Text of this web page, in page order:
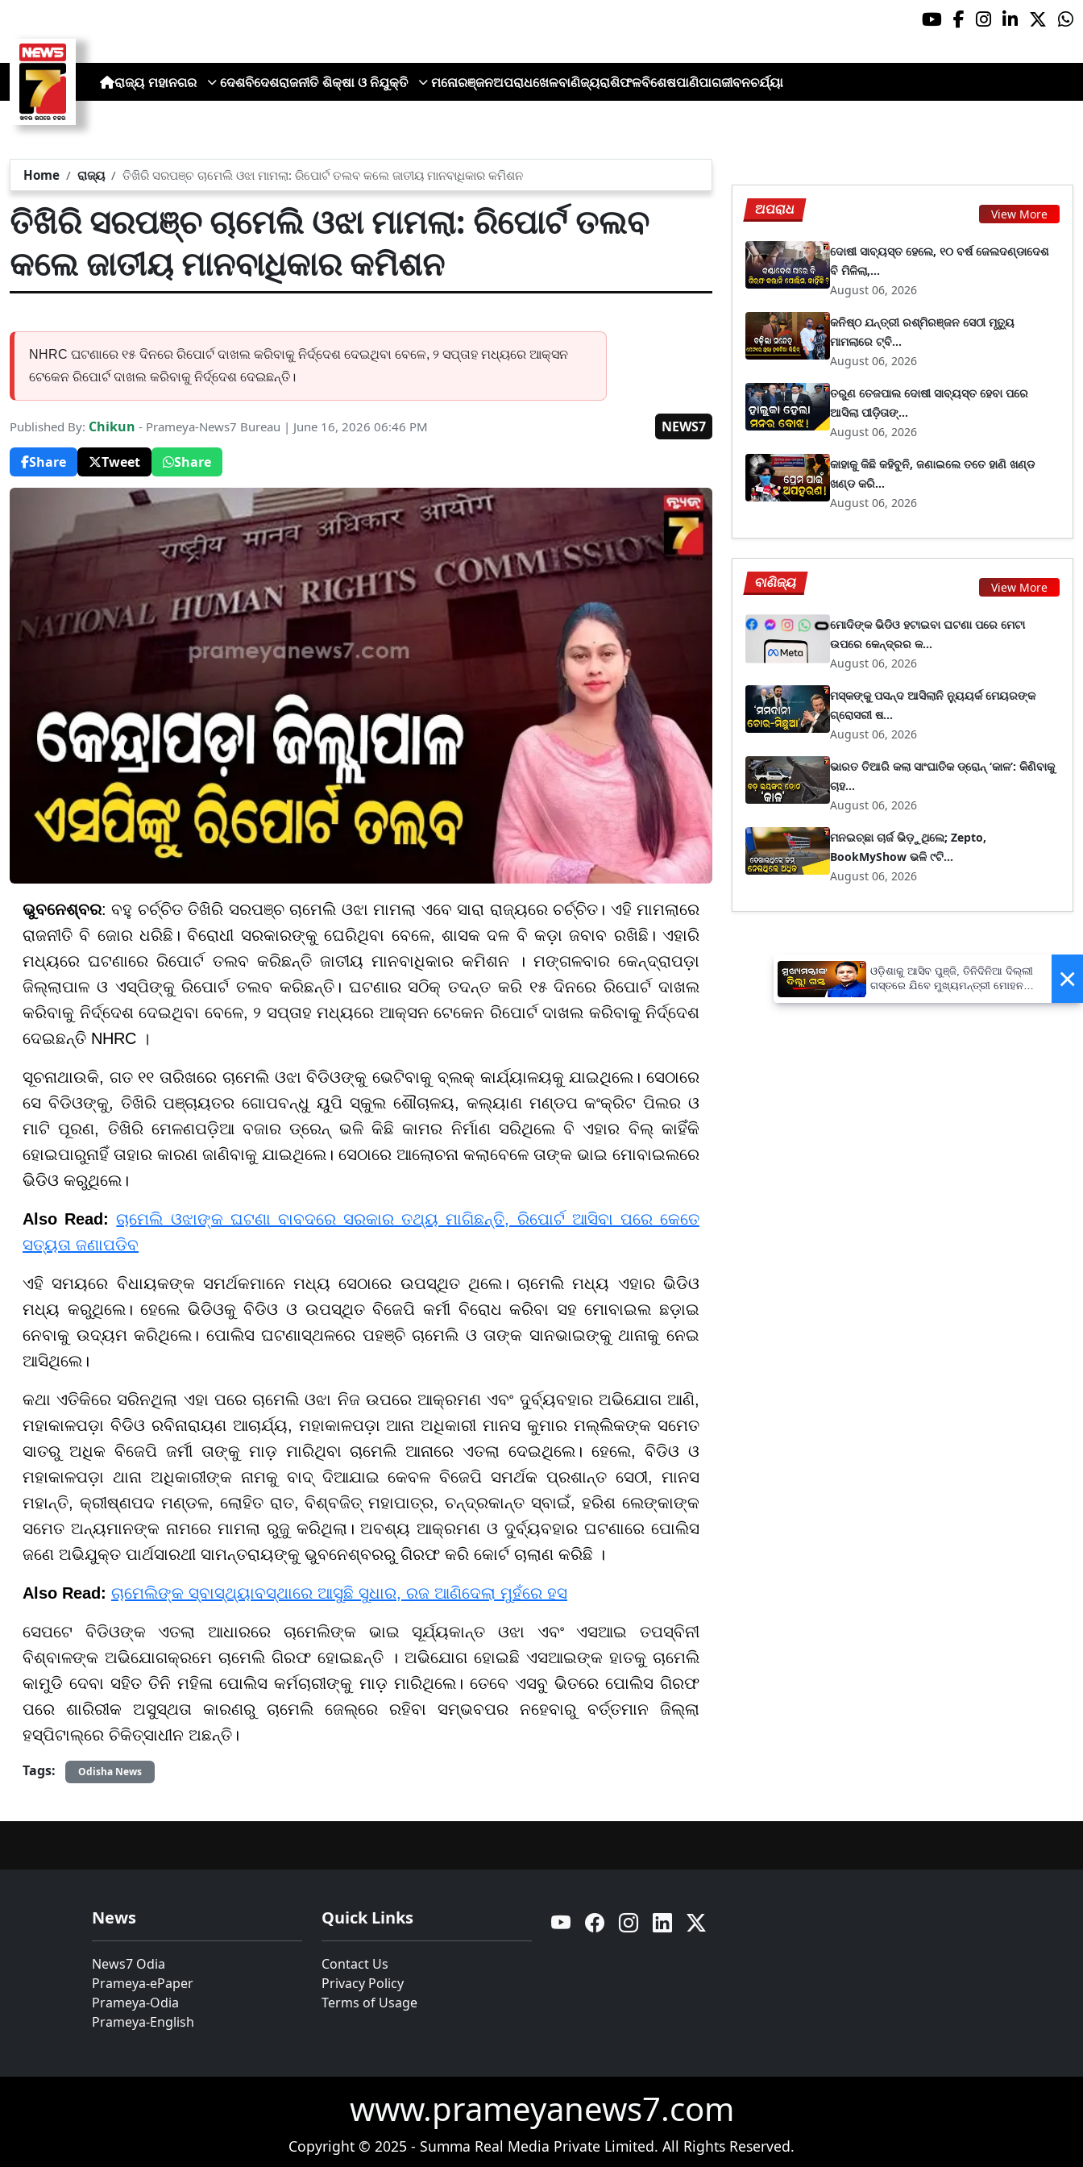
ରାଜ୍ୟ ମହାନଗର ଦେଶବିଦେଶରାଜନୀତି ଶିକ୍ଷା ଓ ନିଯୁକ୍ତି ମନୋରଞ୍ଜନଅପରାଧଖେଳବାଣିଜ୍ୟରାଶିଫଳବିଶେଷପାଣିପାଗଜୀବନଚର୍ଯ୍ୟା
Home ରାଜ୍ୟ ତିଖିରି ସରପଞ୍ଚ ଚାମେଲି ଓଝା ମାମଲା: ରିପୋର୍ଟ ତଲବ କଲେ ଜାତୀୟ ମାନବାଧିକାର କମିଶନ
ତିଖିରି ସରପଞ୍ଚ ଚାମେଲି ଓଝା ମାମଲା: ରିପୋର୍ଟ ତଲବ
କଲେ ଜାତୀୟ ମାନବାଧିକାର କମିଶନ
NHRC ଘଟଣାରେ ୧୫ ଦିନରେ ରିପୋର୍ଟ ଦାଖଲ କରିବାକୁ ନିର୍ଦ୍ଦେଶ ଦେଇଥିବା ବେଳେ, ୨ ସପ୍ତାହ ମଧ୍ୟରେ ଆକ୍ସନ
ଟେକେନ ରିପୋର୍ଟ ଦାଖଲ କରିବାକୁ ନିର୍ଦ୍ଦେଶ ଦେଇଛନ୍ତି।
Published By: Chikun - Prameya-News7 Bureau | June 16, 2026 06:46 PM
NEWS7
Share
Tweet Share
ଭୁବନେଶ୍ବର: ବହୁ ଚର୍ଚ୍ଚିତ ତିଖିରି ସରପଞ୍ଚ ଚାମେଲି ଓଝା ମାମଲା ଏବେ ସାରା ରାଜ୍ୟରେ ଚର୍ଚ୍ଚିତ। ଏହି ମାମଲାରେ
ରାଜନୀତି ବି ଜୋର ଧରିଛି। ବିରୋଧୀ ସରକାରଙ୍କୁ ଘେରିଥିବା ବେଳେ, ଶାସକ ଦଳ ବି କଡ଼ା ଜବାବ ରଖିଛି। ଏହାରି
ମଧ୍ୟରେ ଘଟଣାରେ ରିପୋର୍ଟ ତଲବ କରିଛନ୍ତି ଜାତୀୟ ମାନବାଧିକାର କମିଶନ । ମଙ୍ଗଳବାର କେନ୍ଦ୍ରାପଡ଼ା
ଜିଲ୍ଲାପାଳ ଓ ଏସ୍ପିଙ୍କୁ ରିପୋର୍ଟ ତଲବ କରିଛନ୍ତି। ଘଟଣାର ସଠିକ୍ ତଦନ୍ତ କରି ୧୫ ଦିନରେ ରିପୋର୍ଟ ଦାଖଲ
କରିବାକୁ ନିର୍ଦ୍ଦେଶ ଦେଇଥିବା ବେଳେ, ୨ ସପ୍ତାହ ମଧ୍ୟରେ ଆକ୍ସନ ଟେକେନ ରିପୋର୍ଟ ଦାଖଲ କରିବାକୁ ନିର୍ଦ୍ଦେଶ
ଦେଇଛନ୍ତି NHRC ।
ସୂଚନାଥାଉକି, ଗତ ୧୧ ତାରିଖରେ ଚାମେଲି ଓଝା ବିଡିଓଙ୍କୁ ଭେଟିବାକୁ ବ୍ଲକ୍ କାର୍ଯ୍ୟାଳୟକୁ ଯାଇଥିଲେ। ସେଠାରେ
ସେ ବିଡିଓଙ୍କୁ, ତିଖିରି ପଞ୍ଚାୟତର ଗୋପବନ୍ଧୁ ୟୁପି ସ୍କୁଲ ଶୌଚାଳୟ, କଲ୍ୟାଣ ମଣ୍ଡପ କଂକ୍ରିଟ ପିଲର ଓ
ମାଟି ପୂରଣ, ତିଖିରି ମେଳଣପଡ଼ିଆ ବଜାର ଡ୍ରେନ୍ ଭଳି କିଛି କାମର ନିର୍ମାଣ ସରିଥିଲେ ବି ଏହାର ବିଲ୍ କାହିଁକି
ହୋଇପାରୁନାହିଁ ତାହାର କାରଣ ଜାଣିବାକୁ ଯାଇଥିଲେ। ସେଠାରେ ଆଲୋଚନା କଲାବେଳେ ତାଙ୍କ ଭାଇ ମୋବାଇଲରେ
ଭିଡିଓ କରୁଥିଲେ।
Also Read:ଚାମେଲି ଓଝାଙ୍କ ଘଟଣା ବାବଦରେ ସରକାର ତଥ୍ୟ ମାଗିଛନ୍ତି, ରିପୋର୍ଟ ଆସିବା ପରେ କେତେ
ସତ୍ୟତା ଜଣାପଡିବ
ଏହି ସମୟରେ ବିଧାୟକଙ୍କ ସମର୍ଥକମାନେ ମଧ୍ୟ ସେଠାରେ ଉପସ୍ଥିତ ଥିଲେ। ଚାମେଲି ମଧ୍ୟ ଏହାର ଭିଡିଓ
ମଧ୍ୟ କରୁଥିଲେ। ହେଲେ ଭିଡିଓକୁ ବିଡିଓ ଓ ଉପସ୍ଥିତ ବିଜେପି କର୍ମୀ ବିରୋଧ କରିବା ସହ ମୋବାଇଲ ଛଡ଼ାଇ
ନେବାକୁ ଉଦ୍ୟମ କରିଥିଲେ। ପୋଲିସ ଘଟଣାସ୍ଥଳରେ ପହଞ୍ଚି ଚାମେଲି ଓ ତାଙ୍କ ସାନଭାଇଙ୍କୁ ଥାନାକୁ ନେଇ
ଆସିଥିଲେ।
କଥା ଏତିକିରେ ସରିନଥିଲା ଏହା ପରେ ଚାମେଲି ଓଝା ନିଜ ଉପରେ ଆକ୍ରମଣ ଏବଂ ଦୁର୍ବ୍ୟବହାର ଅଭିଯୋଗ ଆଣି,
ମହାକାଳପଡ଼ା ବିଡିଓ ରବିନାରାୟଣ ଆଚାର୍ଯ୍ୟ, ମହାକାଳପଡ଼ା ଆନା ଅଧିକାରୀ ମାନସ କୁମାର ମଲ୍ଲିକଙ୍କ ସମେତ
ସାତରୁ ଅଧିକ ବିଜେପି ଜର୍ମୀ ତାଙ୍କୁ ମାଡ଼ ମାରିଥିବା ଚାମେଲି ଆନାରେ ଏତଲା ଦେଇଥିଲେ। ହେଲେ, ବିଡିଓ ଓ
ମହାକାଳପଡ଼ା ଥାନା ଅଧିକାରୀଙ୍କ ନାମକୁ ବାଦ୍ ଦିଆଯାଇ କେବଳ ବିଜେପି ସମର୍ଥକ ପ୍ରଶାନ୍ତ ସେଠୀ, ମାନସ
ମହାନ୍ତି, କ୍ରୀଷ୍ଣପଦ ମଣ୍ଡଳ, ଲୋହିତ ରାତ, ବିଶ୍ବଜିତ୍ ମହାପାତ୍ର, ଚନ୍ଦ୍ରକାନ୍ତ ସ୍ବାଇଁ, ହରିଶ ଲେଙ୍କାଙ୍କ
ସମେତ ଅନ୍ୟମାନଙ୍କ ନାମରେ ମାମଲା ରୁଜୁ କରିଥିଲା। ଅବଶ୍ୟ ଆକ୍ରମଣ ଓ ଦୁର୍ବ୍ୟବହାର ଘଟଣାରେ ପୋଲିସ
ଜଣେ ଅଭିଯୁକ୍ତ ପାର୍ଥସାରଥୀ ସାମନ୍ତରାୟଙ୍କୁ ଭୁବନେଶ୍ବରରୁ ଗିରଫ କରି କୋର୍ଟ ଚାଲାଣ କରିଛି ।
Also Read: ଚାମେଲିଙ୍କ ସ୍ବାସ୍ଥ୍ୟାବସ୍ଥାରେ ଆସୁଛି ସୁଧାର, ରଜ ଆଣିଦେଲା ମୁହଁରେ ହସ
ସେପଟେ ବିଡିଓଙ୍କ ଏତଲା ଆଧାରରେ ଚାମେଲିଙ୍କ ଭାଇ ସୂର୍ଯ୍ୟକାନ୍ତ ଓଝା ଏବଂ ଏସଆଇ ତପସ୍ବିନୀ
ବିଶ୍ବାଳଙ୍କ ଅଭିଯୋଗକ୍ରମେ ଚାମେଲି ଗିରଫ ହୋଇଛନ୍ତି । ଅଭିଯୋଗ ହୋଇଛି ଏସଆଇଙ୍କ ହାତକୁ ଚାମେଲି
କାମୁଡି ଦେବା ସହିତ ତିନି ମହିଳା ପୋଲିସ କର୍ମଚାରୀଙ୍କୁ ମାଡ଼ ମାରିଥିଲେ। ତେବେ ଏସବୁ ଭିତରେ ପୋଲିସ ଗିରଫ
ପରେ ଶାରିରୀକ ଅସୁସ୍ଥତା କାରଣରୁ ଚାମେଲି ଜେଲ୍ରେ ରହିବା ସମ୍ଭବପର ନହେବାରୁ ବର୍ତ୍ତମାନ ଜିଲ୍ଲା
ହସ୍ପିଟାଲ୍ରେ ଚିକିତ୍ସାଧୀନ ଅଛନ୍ତି।
Tags:
Odisha News
ଅପରାଧ View More
ଦୋଷୀ ସାବ୍ୟସ୍ତ ହେଲେ, ୧୦ ବର୍ଷ ଜେଲଦଣ୍ଡାଦେଶ
ବି ମିଳିଲା,...
August 06, 2026
କନିଷ୍ଠ ଯନ୍ତ୍ରୀ ରଶ୍ମିରଞ୍ଜନ ସେଠୀ ମୃତ୍ୟୁ
ମାମଲାରେ ଟ୍ବି...
August 06, 2026
ତରୁଣ ତେଜପାଲ ଦୋଷୀ ସାବ୍ୟସ୍ତ ହେବା ପରେ
ଆସିଲା ପୀଡ଼ିତାଙ୍...
August 06, 2026
କାହାକୁ କିଛି କହିବୁନି, ଜଣାଇଲେ ତତେ ହାଣି ଖଣ୍ଡ
ଖଣ୍ଡ କରି...
August 06, 2026
ବାଣିଜ୍ୟ View More
ମୋଦିଙ୍କ ଭିଡିଓ ହଟାଇବା ଘଟଣା ପରେ ମେଟା
ଉପରେ କେନ୍ଦ୍ରର କ...
August 06, 2026
ମସ୍କଙ୍କୁ ପସନ୍ଦ ଆସିଲାନି ନ୍ୟୁୟର୍କ ମେୟରଙ୍କ
ଗ୍ରୋସରୀ ଷ...
August 06, 2026
ଭାରତ ତିଆରି କଲା ସାଂଘାତିକ ଡ୍ରୋନ୍ ‘କାଳ’: କିଣିବାକୁ
ଚାହ...
August 06, 2026
ମନଇଚ୍ଛା ଚାର୍ଜ ଭିଡ଼ୁଥିଲେ; Zepto,
BookMyShow ଭଳି ୯ଟି...
August 06, 2026
News
News7 Odia
Prameya-ePaper
Prameya-Odia
Prameya-English
Quick Links
Contact Us
Privacy Policy
Terms of Usage
YouTube Facebook Instagram
www.prameyanews7.com
Copyright © 2025 - Summa Real Media Private Limited. All Rights Reserved.
×
ଓଡ଼ିଶାକୁ ଆସିବ ପୁଞ୍ଜି, ତିନିଦିନିଆ ଦିଲ୍ଲୀ
ଗସ୍ତରେ ଯିବେ ମୁଖ୍ୟମନ୍ତ୍ରୀ ମୋହନ
ମାଝୀ